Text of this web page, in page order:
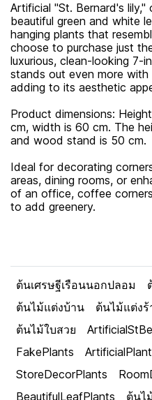
Artificial "St. Bernard's
beautiful green and white
hanging plants that
choose to purchase just
luxurious, clean-looking 7-
stands out even more
adding to its aesthetic
Product dimensions:
cm, width is 60 cm. The
and wood stand is 50 cm.
Ideal for decorating
areas, dining rooms, or
of an office, coffee
to add greenery.
ต้นเศรษฐีเรือนนอกปลอม
ต้นไม้แต่งบ้าน
ต้นไม้แต่ง
ต้นไม้ใบสวย
FakePlants
StoreDecorPlants
BeautifulLeafPlants
ต้นไ